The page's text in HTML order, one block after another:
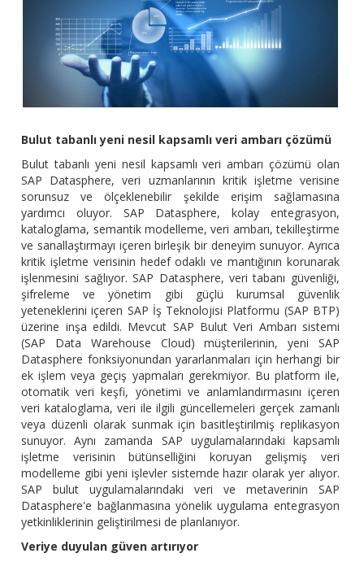
Bulut tabanlı yeni nesil kapsamlı veri ambarı çözümü
Bulut tabanlı yeni nesil kapsamlı veri ambarı çözümü olan
SAP Datasphere, veri uzmanlarının kritik işletme verisine
sorunsuz ve ölçeklenebilir şekilde erişim sağlamasına
yardımcı oluyor. SAP Datasphere, kolay entegrasyon,
kataloglama, semantik modelleme, veri ambarı, tekilleştirme
ve sanallaştırmayı içeren birleşik bir deneyim sunuyor. Ayrıca
kritik işletme verisinin hedef odaklı ve mantığının korunarak
işlenmesini sağlıyor. SAP Datasphere, veri tabanı güvenliği,
şifreleme ve yönetim gibi güçlü kurumsal güvenlik
yeteneklerini içeren SAP İş Teknolojisi Platformu (SAP BTP)
üzerine inşa edildi. Mevcut SAP Bulut Veri Ambarı sistemi
(SAP Data Warehouse Cloud) müşterilerinin, yeni SAP
Datasphere fonksiyonundan yararlanmaları için herhangi bir
ek işlem veya geçiş yapmaları gerekmiyor. Bu platform ile,
otomatik veri keşfi, yönetimi ve anlamlandırmasını içeren
veri kataloglama, veri ile ilgili güncellemeleri gerçek zamanlı
veya düzenli olarak sunmak için basitleştirilmiş replikasyon
sunuyor. Aynı zamanda SAP uygulamalarındaki kapsamlı
işletme verisinin bütünselliğini koruyan gelişmiş veri
modelleme gibi yeni işlevler sistemde hazır olarak yer alıyor.
SAP bulut uygulamalarındaki veri ve metaverinin SAP
Datasphere'e bağlanmasına yönelik uygulama entegrasyon
yetkinliklerinin geliştirilmesi de planlanıyor.
Veriye duyulan güven artırıyor